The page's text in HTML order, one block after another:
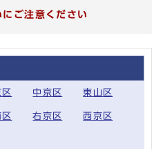
ご注意ください
中京区 東山区
区 右京区 西京区